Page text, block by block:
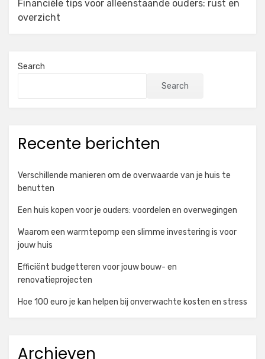
Financiële tips voor alleenstaande ouders: rust en
overzicht
Search
Search
Recente berichten
Verschillende manieren om de overwaarde van je huis te
benutten
Een huis kopen voor je ouders: voordelen en overwegingen
Waarom een warmtepomp een slimme investering is voor
jouw huis
Efficiënt budgetteren voor jouw bouw- en
renovatieprojecten
Hoe 100 euro je kan helpen bij onverwachte kosten en stress
Archieven